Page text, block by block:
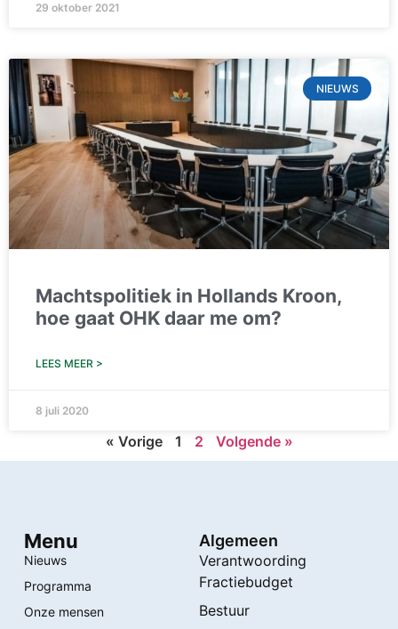
29 oktober 2021
NIEUWS
Machtspolitiek in Hollands Kroon,
hoe gaat OHK daar me om?
LEES MEER >
8 juli 2020
« Vorige 1 2 Volgende »
Menu
Nieuws
Programma
Onze mensen
Algemeen
Verantwoording
Fractiebudget
Bestuur